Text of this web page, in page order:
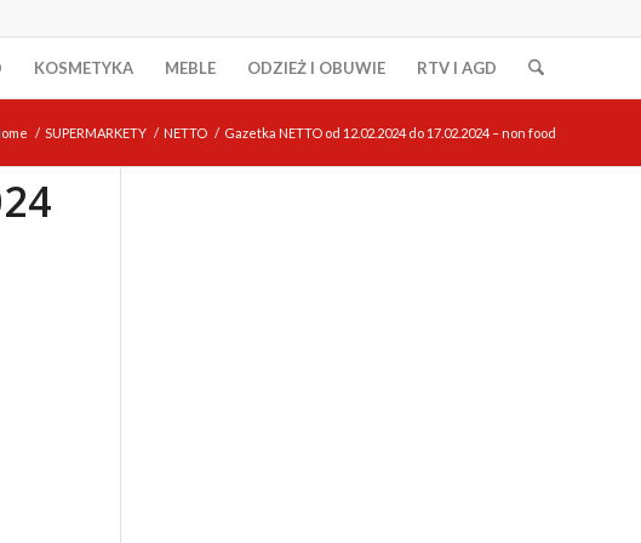
KOSMETYKA MEBLE ODZIEŻ I OBUWIE RTV I AGD
/ SUPERMARKETY / NETTO / Gazetka NETTO od 12.02.2024 do 17.02.2024 – non food